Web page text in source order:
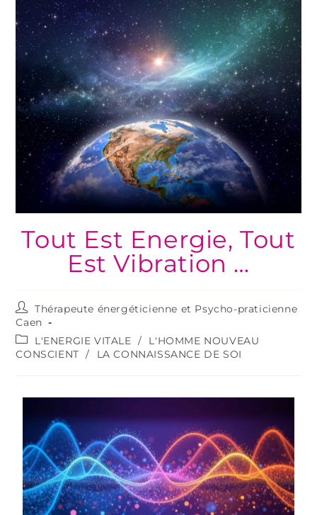
Tout Est Energie, Tout
Est Vibration …
Thérapeute énergéticienne et Psycho-praticienne
Caen
L'ENERGIE VITALE /
L'HOMME NOUVEAU
CONSCIENT / LA CONNAISSANCE DE SOI